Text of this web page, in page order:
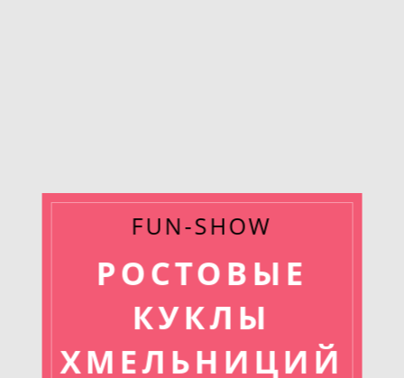
FUN-SHOW
РОСТОВЫЕ
КУКЛЫ
ХМЕЛЬНИЦИЙ